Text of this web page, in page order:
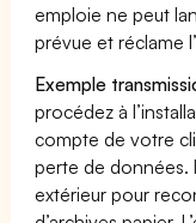
emploie ne peut
prévue et réclame
Exemple
procédez à
compte de votre
perte de données.
extérieur pour